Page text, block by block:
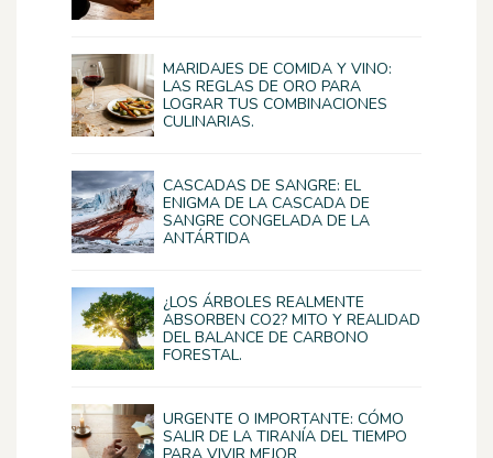
MARIDAJES DE COMIDA Y VINO:
LAS REGLAS DE ORO PARA
LOGRAR TUS COMBINACIONES
CULINARIAS.
CASCADAS DE SANGRE: EL
ENIGMA DE LA CASCADA DE
SANGRE CONGELADA DE LA
ANTÁRTIDA
¿LOS ÁRBOLES REALMENTE
ABSORBEN CO2? MITO Y REALIDAD
DEL BALANCE DE CARBONO
FORESTAL.
URGENTE O IMPORTANTE: CÓMO
SALIR DE LA TIRANÍA DEL TIEMPO